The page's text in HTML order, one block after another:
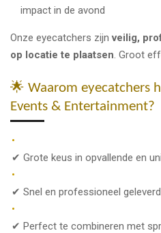
impact in de avond
Onze eyecatchers zijnveilig,
op locatie te plaatsen. Groot
🌟 Waarom eyecatchers
Events & Entertainment?
✔ Grote keus in opvallende en
✔ Snel en professioneel
✔ Perfect te combineren met